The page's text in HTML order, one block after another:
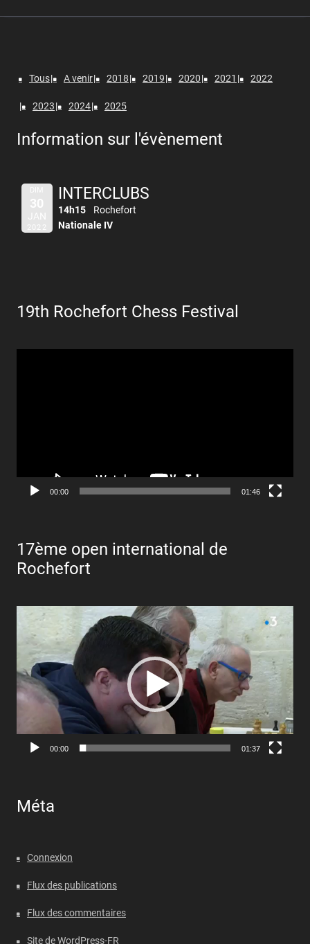
Tous A venir 2018 2019 2020 2021 2022
2023 2024 2025
Information sur l'évènement
DIM
30
JAN
2022
INTERCLUBS
14h15
Rochefort
Nationale IV
19th Rochefort Chess Festival
00:00 01:46
17ème open international de
Rochefort
Lecteur
00:00 01:37
Méta
Connexion
Flux des publications
Flux des commentaires
Site de WordPress-FR